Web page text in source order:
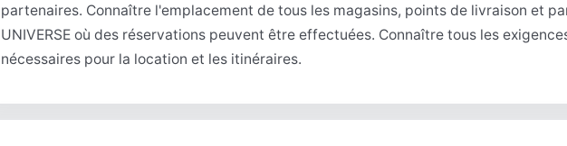
partenaires. Connaître l'emplacement de tous les magasins, points de livraison et
UNIVERSE où des réservations peuvent être effectuées. Connaître tous les
nécessaires pour la location et les itinéraires.